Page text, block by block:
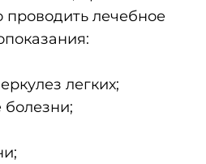
лечебное
легких;